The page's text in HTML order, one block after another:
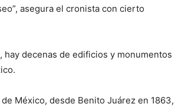
asegura el cronista con cierto
decenas de edificios y monumentos
México, desde Benito Juárez en 1863,